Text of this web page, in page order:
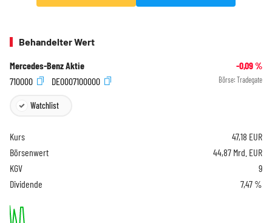
Behandelter Wert
Mercedes-Benz Aktie -0,09%
710000
DE0007100000 Börse: Tradegate
Watchlist
Kurs 47,18 EUR
Börsenwert
44,87 Mrd. EUR
KGV
9
Dividende
7,47 %